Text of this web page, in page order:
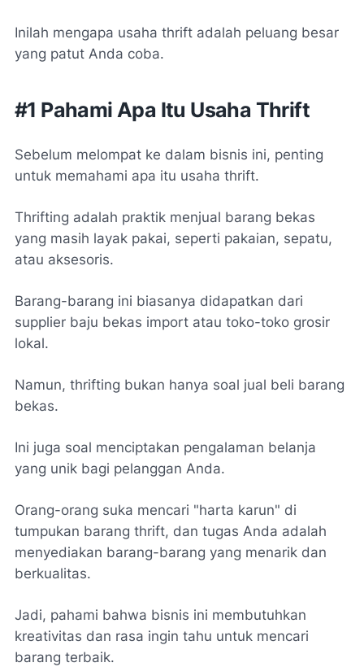
Inilah mengapa usaha thrift adalah peluang besar
yang patut Anda coba.
#1 Pahami Apa Itu Usaha Thrift
Sebelum melompat ke dalam bisnis ini, penting
untuk memahami apa itu usaha thrift.
Thrifting adalah praktik menjual barang bekas
yang masih layak pakai, seperti pakaian, sepatu,
atau aksesoris.
Barang-barang ini biasanya didapatkan dari
supplier baju bekas import atau toko-toko grosir
lokal.
Namun, thrifting bukan hanya soal jual beli barang
bekas.
Ini juga soal menciptakan pengalaman belanja
yang unik bagi pelanggan Anda.
Orang-orang suka mencari "harta karun" di
tumpukan barang thrift, dan tugas Anda adalah
menyediakan barang-barang yang menarik dan
berkualitas.
Jadi, pahami bahwa bisnis ini membutuhkan
kreativitas dan rasa ingin tahu untuk mencari
barang terbaik.